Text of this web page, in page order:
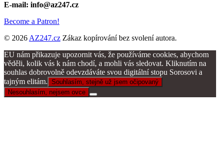
E-mail: info@az247.cz
Become a Patron!
© 2026 AZ247.cz Zákaz kopírování bez svolení autora.
EU nám přikazuje upozornit vás, že používáme cookies, abychom
věděli, kolik vás k nám chodí, a mohli vás sledovat. Kliknutím na
souhlas dobrovolně odevzdáváte svou digitální stopu Sorosovi a
tajným elitám. Souhlasím, stejně už jsem očipovaný
Nesouhlasím, nejsem ovce